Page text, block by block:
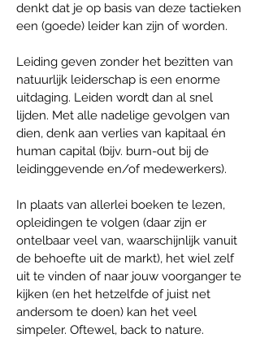
denkt dat je op basis van deze tactieken
een (goede) leider kan zijn of worden.
Leiding geven zonder het bezitten van
natuurlijk leiderschap is een enorme
uitdaging. Leiden wordt dan al snel
lijden. Met alle nadelige gevolgen van
dien, denk aan verlies van kapitaal én
human capital (bijv. burn-out bij de
leidinggevende en/of medewerkers).
In plaats van allerlei boeken te lezen,
opleidingen te volgen (daar zijn er
ontelbaar veel van, waarschijnlijk vanuit
de behoefte uit de markt), het wiel zelf
uit te vinden of naar jouw voorganger te
kijken (en het hetzelfde of juist net
andersom te doen) kan het veel
simpeler. Oftewel, back to nature.